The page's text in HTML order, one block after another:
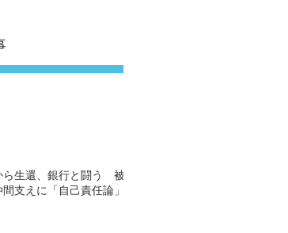
ら生還、銀行と闘う 被
支えに「自己責任論」